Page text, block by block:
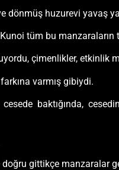
dönmüş huzurevi yavaş
tüm bu
çimenlikler,
varmış gibiydi.
cesede baktığında,
gittikçe manzaralar